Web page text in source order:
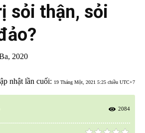
sỏi thận, sỏi
2020
nhật lần cuối: 19 Tháng Một, 2021 5:25 chiều UTC+7
2084